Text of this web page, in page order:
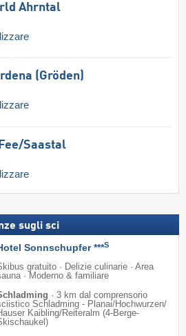
Ahrntal
(Gröden)
​Saastal
sugli sci
Sonnschupfer ***S
gratuito · Delizie culinarie · Area
· Moderno & familiare
· 3 km dal comprensorio
Schladming - Planai/​Hochwurzen/​
Kaibling/​Reiteralm (4-Berge-